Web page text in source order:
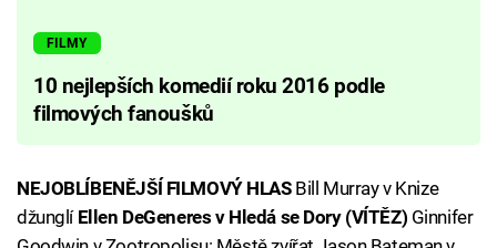
FILMY
10 nejlepších komedií roku 2016 podle
filmových fanoušků
NEJOBLÍBENĚJŠÍ FILMOVÝ HLASBill Murray v Knize
džunglí Ellen DeGeneres v Hledá se Dory (VÍTĚZ) Ginnifer